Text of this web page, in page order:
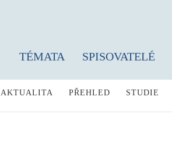
TÉMATA SPISOVATELÉ
AKTUALITA PŘEHLED STUDIE